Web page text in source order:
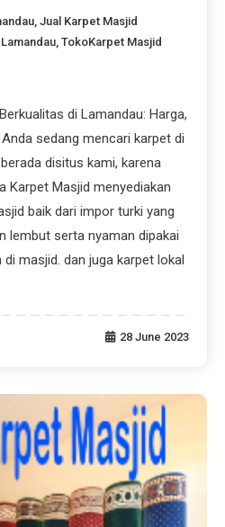
,Jual Karpet Masjid
,TokoKarpet Masjid
di Lamandau: Harga,
sedang mencari karpet di
disitus kami, karena
Karpet Masjid menyediakan
baik dari impor turki yang
lembut serta nyaman dipakai
di masjid. dan juga karpet lokal
28 June 2023